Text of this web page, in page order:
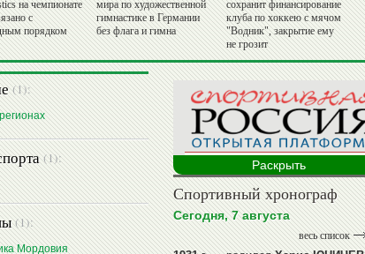
на чемпионате
с
порядком
мира по художественной
гимнастике в Германии
без флага и гимна
сохранит финансирование
клуба по хоккею с мячом
"Водник", закрытие ему
не грозит
(1):
(1):
(1):
Мордовия
Раскрыть
Спортивный хронограф
Сегодня, 7 августа
весь список